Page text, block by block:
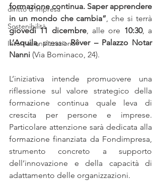
diritto d'impresa
Sostenibilità
Internazionalizzazione
formazione continua. Saper apprendere
in un mondo che cambia”
giovedì 11 dicembre, alle ore 10:30
L’Aquila, presso Rêver – Palazzo Notar
Nanni (Via Bominaco, 24).
L’iniziativa intende promuovere una
riflessione sul valore strategico della
formazione continua quale leva di
crescita per persone e imprese.
Particolare attenzione sarà dedicata alla
formazione finanziata da Fondimpresa,
strumento concreto a supporto
dell’innovazione e della capacità di
adattamento delle organizzazioni.